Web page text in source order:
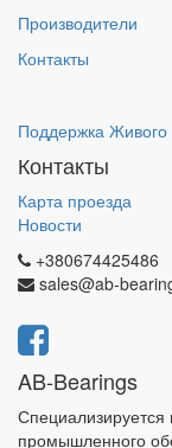
Производители
Контакты
Поддержка Живого
Контакты
Карта проезда
Новости
+380674425486
sales@ab-
AB-Bearings
промышленного